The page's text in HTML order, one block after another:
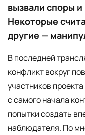
вызвали споры
Некоторые
другие —
В последней
конфликт вокруг
участников
с самого начала
попытки создать
наблюдателя. По